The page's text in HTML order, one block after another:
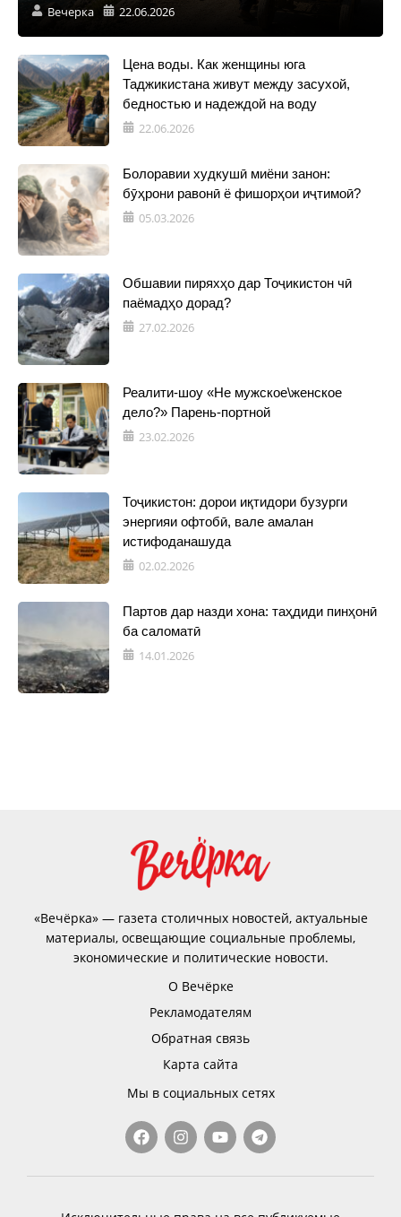
Вечерка 22.06.2026
Цена воды. Как женщины юга
Таджикистана живут между засухой,
бедностью и надеждой на воду
22.06.2026
Болоравии худкушӣ миёни занон:
бӯҳрони равонӣ ё фишорҳои иҷтимоӣ?
05.03.2026
Обшавии пиряхҳо дар Тоҷикистон чӣ
паёмадҳо дорад?
27.02.2026
Реалити-шоу «Не мужское\женское
дело?» Парень-портной
23.02.2026
Тоҷикистон: дорои иқтидори бузурги
энергияи офтобӣ, вале амалан
истифоданашуда
02.02.2026
Партов дар назди хона: таҳдиди пинҳонӣ
ба саломатӣ
14.01.2026
«Вечёрка» — газета столичных новостей, актуальные
материалы, освещающие социальные проблемы,
экономические и политические новости.
О Вечёрке
Рекламодателям
Обратная связь
Карта сайта
Мы в социальных сетях